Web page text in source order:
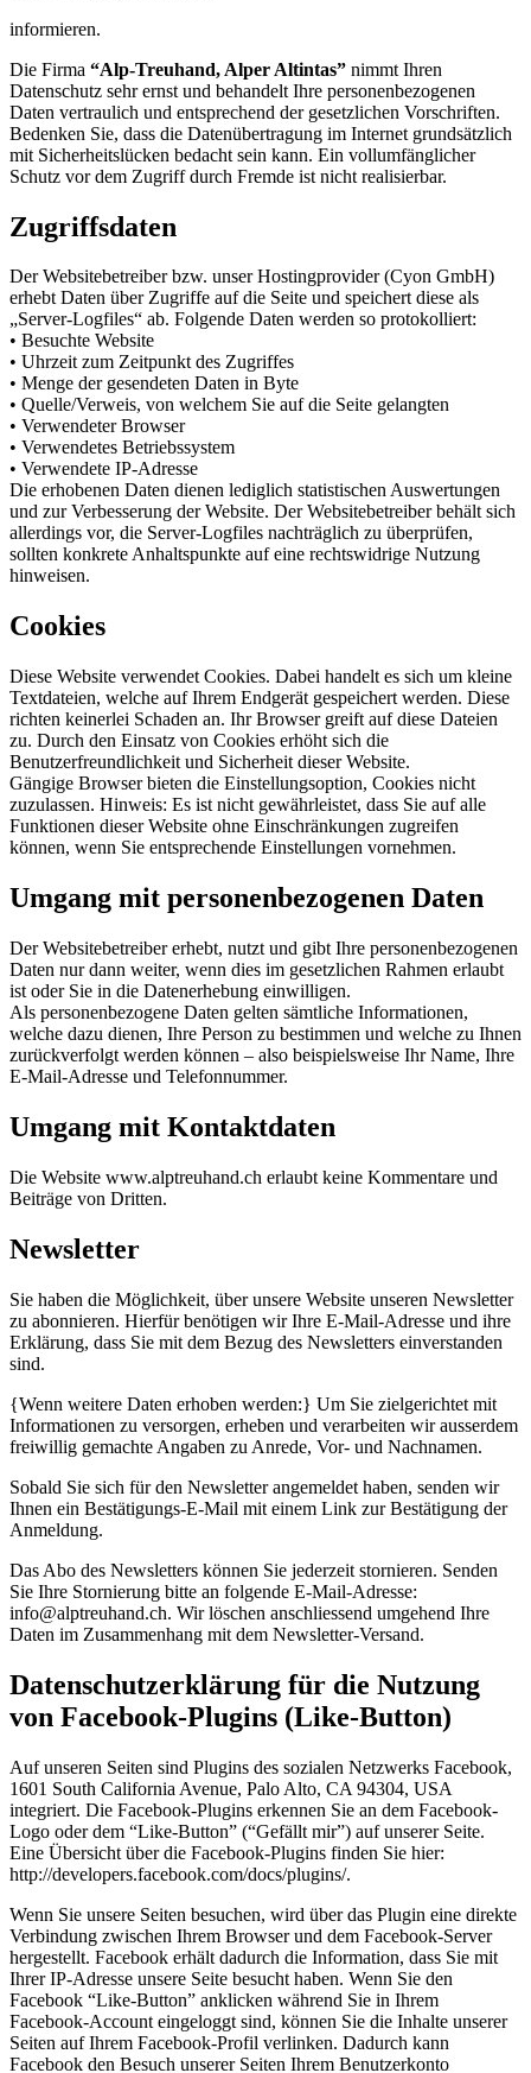
informieren.
Die Firma “Alp-Treuhand, Alper Altintas” nimmt Ihren
Datenschutz sehr ernst und behandelt Ihre personenbezogenen
Daten vertraulich und entsprechend der gesetzlichen Vorschriften.
Bedenken Sie, dass die Datenübertragung im Internet grundsätzlich
mit Sicherheitslücken bedacht sein kann. Ein vollumfänglicher
Schutz vor dem Zugriff durch Fremde ist nicht realisierbar.
Zugriffsdaten
Der Websitebetreiber bzw. unser Hostingprovider (Cyon GmbH)
erhebt Daten über Zugriffe auf die Seite und speichert diese als
„Server-Logfiles“ ab. Folgende Daten werden so protokolliert:
• Besuchte Website
• Uhrzeit zum Zeitpunkt des Zugriffes
• Menge der gesendeten Daten in Byte
• Quelle/Verweis, von welchem Sie auf die Seite gelangten
• Verwendeter Browser
• Verwendetes Betriebssystem
• Verwendete IP-Adresse
Die erhobenen Daten dienen lediglich statistischen Auswertungen
und zur Verbesserung der Website. Der Websitebetreiber behält sich
allerdings vor, die Server-Logfiles nachträglich zu überprüfen,
sollten konkrete Anhaltspunkte auf eine rechtswidrige Nutzung
hinweisen.
Cookies
Diese Website verwendet Cookies. Dabei handelt es sich um kleine
Textdateien, welche auf Ihrem Endgerät gespeichert werden. Diese
richten keinerlei Schaden an. Ihr Browser greift auf diese Dateien
zu. Durch den Einsatz von Cookies erhöht sich die
Benutzerfreundlichkeit und Sicherheit dieser Website.
Gängige Browser bieten die Einstellungsoption, Cookies nicht
zuzulassen. Hinweis: Es ist nicht gewährleistet, dass Sie auf alle
Funktionen dieser Website ohne Einschränkungen zugreifen
können, wenn Sie entsprechende Einstellungen vornehmen.
Umgang mit personenbezogenen Daten
Der Websitebetreiber erhebt, nutzt und gibt Ihre personenbezogenen
Daten nur dann weiter, wenn dies im gesetzlichen Rahmen erlaubt
ist oder Sie in die Datenerhebung einwilligen.
Als personenbezogene Daten gelten sämtliche Informationen,
welche dazu dienen, Ihre Person zu bestimmen und welche zu Ihnen
zurückverfolgt werden können – also beispielsweise Ihr Name, Ihre
E-Mail-Adresse und Telefonnummer.
Umgang mit Kontaktdaten
Die Website www.alptreuhand.ch erlaubt keine Kommentare und
Beiträge von Dritten.
Newsletter
Sie haben die Möglichkeit, über unsere Website unseren Newsletter
zu abonnieren. Hierfür benötigen wir Ihre E-Mail-Adresse und ihre
Erklärung, dass Sie mit dem Bezug des Newsletters einverstanden
sind.
{Wenn weitere Daten erhoben werden:} Um Sie zielgerichtet mit
Informationen zu versorgen, erheben und verarbeiten wir ausserdem
freiwillig gemachte Angaben zu Anrede, Vor- und Nachnamen.
Sobald Sie sich für den Newsletter angemeldet haben, senden wir
Ihnen ein Bestätigungs-E-Mail mit einem Link zur Bestätigung der
Anmeldung.
Das Abo des Newsletters können Sie jederzeit stornieren. Senden
Sie Ihre Stornierung bitte an folgende E-Mail-Adresse:
info@alptreuhand.ch. Wir löschen anschliessend umgehend Ihre
Daten im Zusammenhang mit dem Newsletter-Versand.
Datenschutzerklärung für die Nutzung
von Facebook-Plugins (Like-Button)
Auf unseren Seiten sind Plugins des sozialen Netzwerks Facebook,
1601 South California Avenue, Palo Alto, CA 94304, USA
integriert. Die Facebook-Plugins erkennen Sie an dem Facebook-
Logo oder dem “Like-Button” (“Gefällt mir”) auf unserer Seite.
Eine Übersicht über die Facebook-Plugins finden Sie hier:
http://developers.facebook.com/docs/plugins/.
Wenn Sie unsere Seiten besuchen, wird über das Plugin eine direkte
Verbindung zwischen Ihrem Browser und dem Facebook-Server
hergestellt. Facebook erhält dadurch die Information, dass Sie mit
Ihrer IP-Adresse unsere Seite besucht haben. Wenn Sie den
Facebook “Like-Button” anklicken während Sie in Ihrem
Facebook-Account eingeloggt sind, können Sie die Inhalte unserer
Seiten auf Ihrem Facebook-Profil verlinken. Dadurch kann
Facebook den Besuch unserer Seiten Ihrem Benutzerkonto